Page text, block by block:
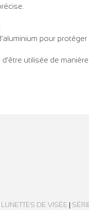
LUNETTES DE VISÉE |
pour
utilisée de